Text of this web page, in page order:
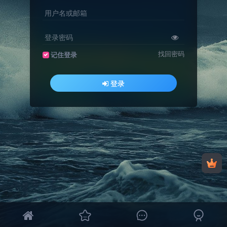
用户名或邮箱
登录密码
记住登录 找回密码
登录